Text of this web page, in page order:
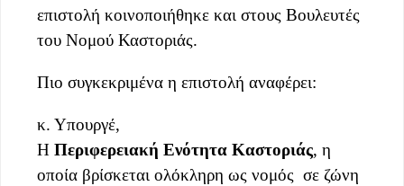
επιστολή κοινοποιήθηκε και στους Βουλευτές
του Νομού Καστοριάς.
Πιο συγκεκριμένα η επιστολή αναφέρει:
κ. Υπουργέ,
Η Περιφερειακή Ενότητα Καστοριάς, η
οποία βρίσκεται ολόκληρη ως νομός σε ζώνη